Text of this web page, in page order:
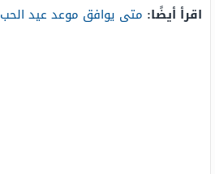
اقرأ أيضًا: متى يوافق موعد عيد الحب